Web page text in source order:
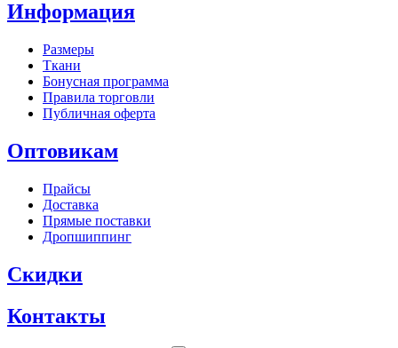
Информация
Размеры
Ткани
Бонусная программа
Правила торговли
Публичная оферта
Оптовикам
Прайсы
Доставка
Прямые поставки
Дропшиппинг
Скидки
Контакты